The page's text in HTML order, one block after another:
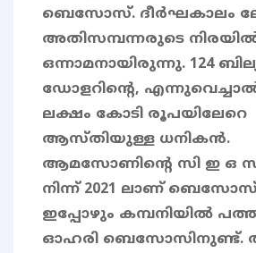
ബെസോസ്. ദീർഘകാലം
അതിസമ്പന്നരുടെ
ഒന്നാമനായിരുന്നു. 124
ഡോളറിന്റെ,
ലക്ഷം കോടി രൂപയിലേറെ
ആസ്തിയുള്ള ധനികൻ.
ആമസോണിന്റെ സി ഇ ഒ
നിന്ന് 2021 ലാണ്
ഇപ്പോഴും കമ്പനിയിൽ
ഓഹരി ബെസോസിനുണ്ട്.